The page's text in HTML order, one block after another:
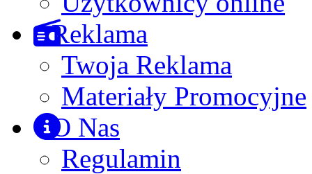
Reklama
Twoja Reklama
Materiały Promocyjne
O Nas
Regulamin